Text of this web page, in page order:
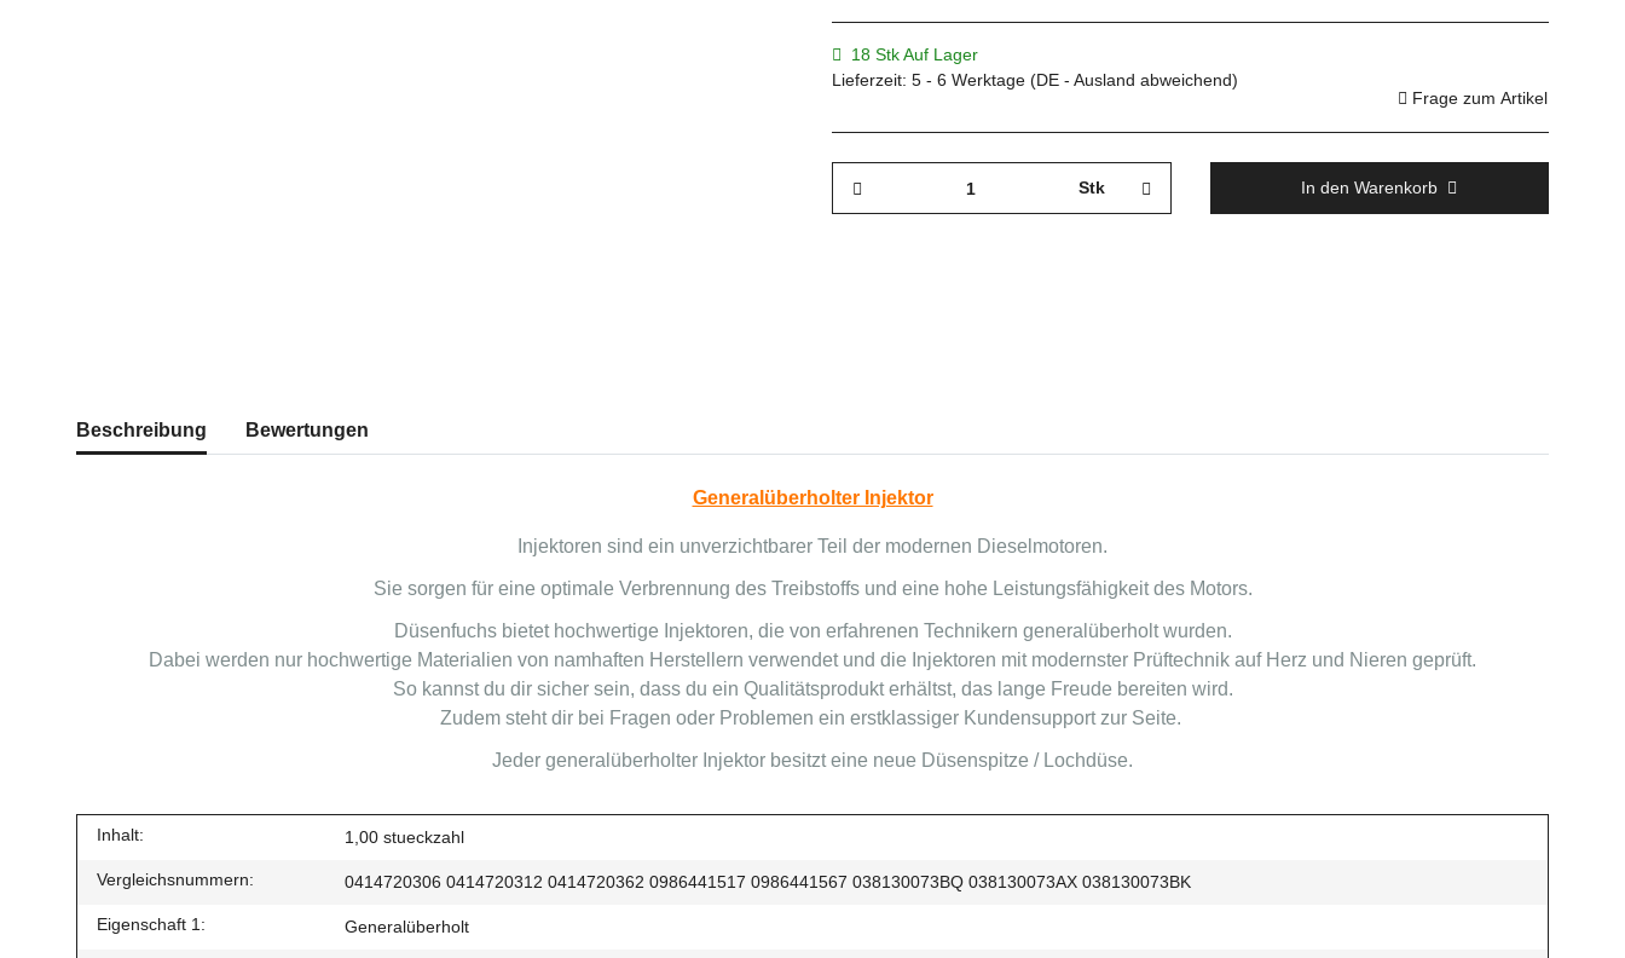
18 Stk Auf Lager
Lieferzeit: 5 - 6 Werktage (DE - Ausland abweichend)
Frage zum Artikel
Stk In den Warenkorb
Beschreibung Bewertungen
Generalüberholter Injektor
Injektoren sind ein unverzichtbarer Teil der modernen Dieselmotoren.
Sie sorgen für eine optimale Verbrennung des Treibstoffs und eine hohe Leistungsfähigkeit des Motors.
Düsenfuchs bietet hochwertige Injektoren, die von erfahrenen Technikern generalüberholt wurden.
Dabei werden nur hochwertige Materialien von namhaften Herstellern verwendet und die Injektoren mit modernster Prüftechnik auf Herz und Nieren geprüft.
So kannst du dir sicher sein, dass du ein Qualitätsprodukt erhältst, das lange Freude bereiten wird.
Zudem steht dir bei Fragen oder Problemen ein erstklassiger Kundensupport zur Seite.
Jeder generalüberholter Injektor besitzt eine neue Düsenspitze / Lochdüse.
Inhalt: 1,00 stueckzahl
Vergleichsnummern: 0414720306 0414720312 0414720362 0986441517 0986441567 038130073BQ 038130073AX 038130073BK
Eigenschaft 1: Generalüberholt